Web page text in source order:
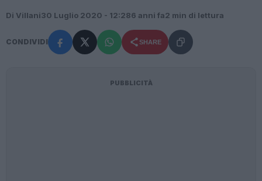
Di Villani30 Luglio 2020 - 12:286 anni fa2 min di lettura
CONDIVIDI SHARE
PUBBLICITÀ